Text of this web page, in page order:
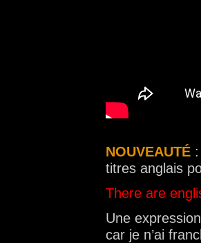
NOUVEAUTÉ
titres anglais
There are
Une
car je n’ai